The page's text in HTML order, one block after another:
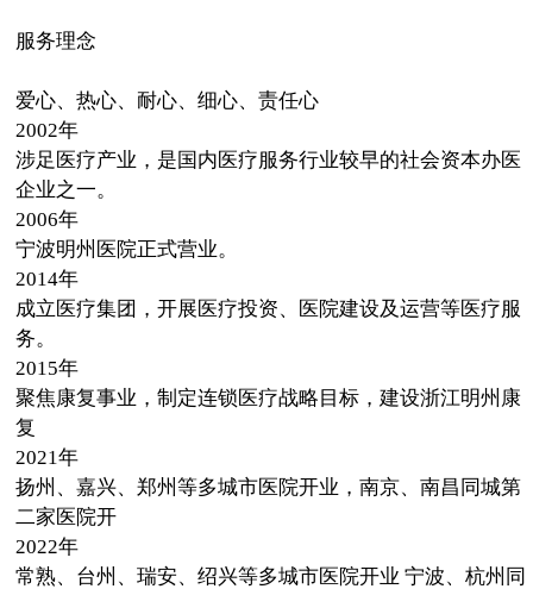
服务理念
爱心、热心、耐心、细心、责任心
2002年
涉足医疗产业，是国内医疗服务行业较早的社会资本办医
企业之一。
2006年
宁波明州医院正式营业。
2014年
成立医疗集团，开展医疗投资、医院建设及运营等医疗服
务。
2015年
聚焦康复事业，制定连锁医疗战略目标，建设浙江明州康
复
2021年
扬州、嘉兴、郑州等多城市医院开业，南京、南昌同城第
二家医院开
2022年
常熟、台州、瑞安、绍兴等多城市医院开业 宁波、杭州同